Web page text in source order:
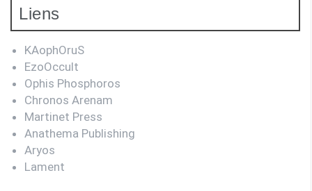
Liens
KAophOruS
EzoOccult
Ophis Phosphoros
Chronos Arenam
Martinet Press
Anathema Publishing
Aryos
Lament